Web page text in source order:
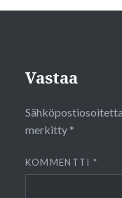
Vastaa
merkitty *
KOMMENTTI *